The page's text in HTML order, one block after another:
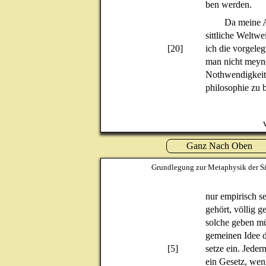
ben werden.
Da meine
sittliche
[20]
ich die
man nicht
philosophie zu
Ganz Nach Oben
Grundlegung zur Metaphysik der
nur empirisch
gehört, völlig
solche geben
gemeinen Idee
[5]
setze ein.
ein Gesetz,